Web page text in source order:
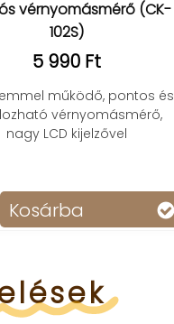
vérnyomásmérő (CK-
102S)
5 990 Ft
működő, pontos és
vérnyomásmérő,
nagy LCD kijelzővel
Kosárba